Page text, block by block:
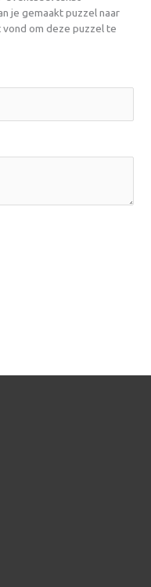
je gemaakt puzzel naar
om deze puzzel te